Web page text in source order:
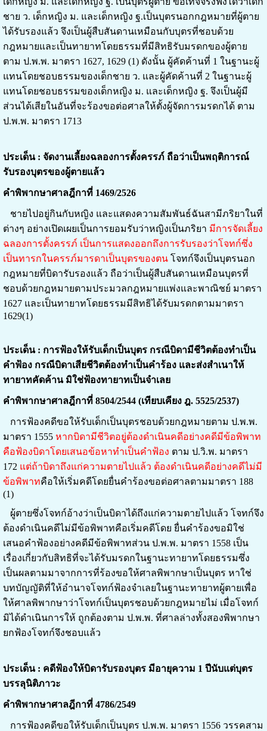
ชาย ว. เด็กหญิง ม. และเด็กหญิง ฐ.เป็นบุตรนอกกฎหมายที่ผู้ตาย
ได้รับรองแล้ว จึงเป็นผู้สืบสันดานเหมือนกับบุตรที่ชอบด้วย
กฎหมายและเป็นทายาทโดยธรรมที่มีสิทธิรับมรดกของผู้ตาย
ตาม ป.พ.พ. มาตรา 1627, 1629 (1) ดังนั้น ผู้คัดค้านที่ 1 ในฐานะผู้
แทนโดยชอบธรรมของเด็กชาย ว. และผู้คัดค้านที่ 2 ในฐานะผู้
แทนโดยชอบธรรมของเด็กหญิง ม. และเด็กหญิง ฐ. จึงเป็นผู้มี
ส่วนได้เสียในอันที่จะร้องขอต่อศาลให้ตั้งผู้จัดการมรดกได้ ตาม
ป.พ.พ. มาตรา 1713
ประเด็น : จัดงานเลี้ยงฉลองการตั้งครรภ์ ถือว่าเป็นพฤติการณ์
รับรองบุตรของผู้ตายแล้ว
คำพิพากษาศาลฎีกาที่ 1469/2526
ชายไปอยู่กินกับหญิง และแสดงความสัมพันธ์ฉันสามีภริยาในที่
ต่างๆ อย่างเปิดเผยเป็นการยอมรับว่าหญิงเป็นภริยา มีการจัดเลี้ยง
ฉลองการตั้งครรภ์ เป็นการแสดงออกถึงการรับรองว่าโจทก์ซึ่ง
เป็นทารกในครรภ์มารดาเป็นบุตรของตนโจทก์จึงเป็นบุตรนอก
กฎหมายที่บิดารับรองแล้ว ถือว่าเป็นผู้สืบสันดานเหมือนบุตรที่
ชอบด้วยกฎหมายตามประมวลกฎหมายแพ่งและพาณิชย์ มาตรา
1627 และเป็นทายาทโดยธรรมมีสิทธิได้รับมรดกตามมาตรา
1629(1)
ประเด็น : การฟ้องให้รับเด็กเป็นบุตร กรณีบิดามีชีวิตต้องทำเป็น
คำฟ้อง กรณีบิดาเสียชีวิตต้องทำเป็นคำร้อง และส่งสำเนาให้
ทายาทคัดค้าน มิใช่ฟ้องทายาทเป็นจำเลย
คำพิพากษาศาลฎีกาที่ 8504/2544 (เทียบเคียง ฎ. 5525/2537)
การฟ้องคดีขอให้รับเด็กเป็นบุตรชอบด้วยกฎหมายตาม ป.พ.พ.
มาตรา 1555 หากบิดามีชีวิตอยู่ต้องดำเนินคดีอย่างคดีมีข้อพิพาท
คือฟ้องบิดาโดยเสนอข้อหาทำเป็นคำฟ้อง ตาม ป.วิ.พ. มาตรา
172 แต่ถ้าบิดาถึงแก่ความตายไปแล้ว ต้องดำเนินคดีอย่างคดีไม่มี
ข้อพิพาทคือให้เริ่มคดีโดยยื่นคำร้องขอต่อศาลตามมาตรา 188
(1)
ผู้ตายซึ่งโจทก์อ้างว่าเป็นบิดาได้ถึงแก่ความตายไปแล้ว โจทก์จึง
ต้องดำเนินคดีไม่มีข้อพิพาทคือเริ่มคดีโดย ยื่นคำร้องขอมิใช่
เสนอคำฟ้องอย่างคดีมีข้อพิพาทส่วน ป.พ.พ. มาตรา 1558 เป็น
เรื่องเกี่ยวกับสิทธิที่จะได้รับมรดกในฐานะทายาทโดยธรรมซึ่ง
เป็นผลตามมาจากการที่ร้องขอให้ศาลพิพากษาเป็นบุตร หาใช่
บทบัญญัติที่ให้อำนาจโจทก์ฟ้องจำเลยในฐานะทายาทผู้ตายเพื่อ
ให้ศาลพิพากษาว่าโจทก์เป็นบุตรชอบด้วยกฎหมายไม่ เมื่อโจทก์
มิได้ดำเนินการให้ ถูกต้องตาม ป.พ.พ. ที่ศาลล่างทั้งสองพิพากษา
ยกฟ้องโจทก์จึงชอบแล้ว
ประเด็น : คดีฟ้องให้บิดารับรองบุตร มีอายุความ 1 ปีนับแต่บุตร
บรรลุนิติภาวะ
คำพิพากษาศาลฎีกาที่ 4786/2549
การฟ้องคดีขอให้รับเด็กเป็นบุตร ป.พ.พ. มาตรา 1556 วรรคสาม